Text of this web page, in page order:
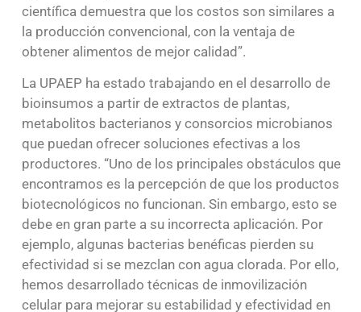
científica demuestra que los costos son similares a
la producción convencional, con la ventaja de
obtener alimentos de mejor calidad”.
La UPAEP ha estado trabajando en el desarrollo de
bioinsumos a partir de extractos de plantas,
metabolitos bacterianos y consorcios microbianos
que puedan ofrecer soluciones efectivas a los
productores. “Uno de los principales obstáculos que
encontramos es la percepción de que los productos
biotecnológicos no funcionan. Sin embargo, esto se
debe en gran parte a su incorrecta aplicación. Por
ejemplo, algunas bacterias benéficas pierden su
efectividad si se mezclan con agua clorada. Por ello,
hemos desarrollado técnicas de inmovilización
celular para mejorar su estabilidad y efectividad en